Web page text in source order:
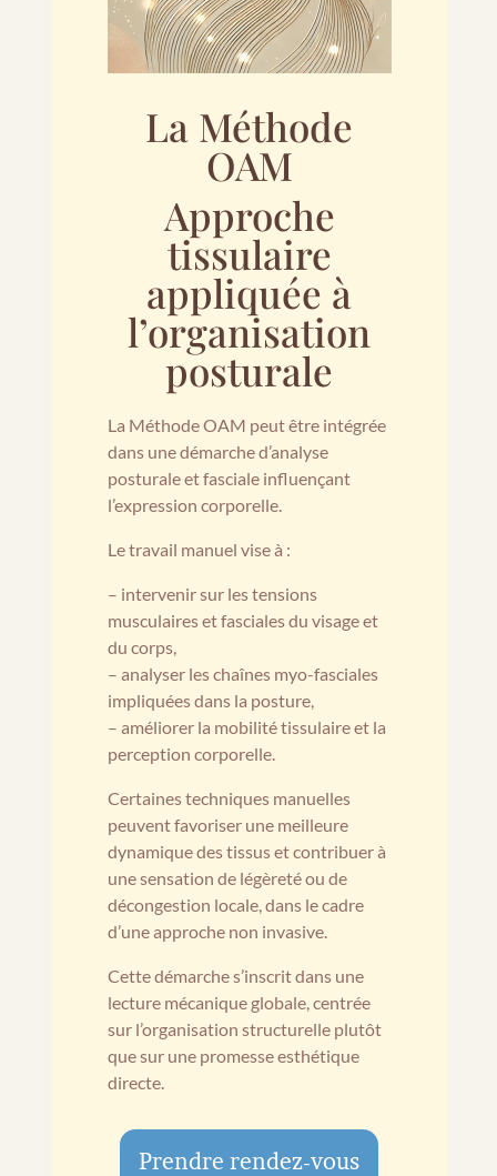
La Méthode
OAM
Approche
tissulaire
appliquée à
l’organisation
posturale
La Méthode OAM peut être intégrée
dans une démarche d’analyse
posturale et fasciale influençant
l’expression corporelle.
Le travail manuel vise à :
– intervenir sur les tensions
musculaires et fasciales du visage et
du corps,
– analyser les chaînes myo-fasciales
impliquées dans la posture,
– améliorer la mobilité tissulaire et la
perception corporelle.
Certaines techniques manuelles
peuvent favoriser une meilleure
dynamique des tissus et contribuer à
une sensation de légèreté ou de
décongestion locale, dans le cadre
d’une approche non invasive.
Cette démarche s’inscrit dans une
lecture mécanique globale, centrée
sur l’organisation structurelle plutôt
que sur une promesse esthétique
directe.
Prendre rendez-vous